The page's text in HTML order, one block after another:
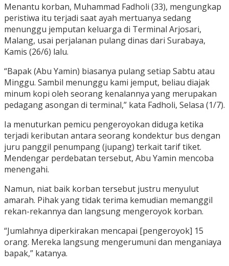
Menantu korban, Muhammad Fadholi (33), mengungkap
peristiwa itu terjadi saat ayah mertuanya sedang
menunggu jemputan keluarga di Terminal Arjosari,
Malang, usai perjalanan pulang dinas dari Surabaya,
Kamis (26/6) lalu.
“Bapak (Abu Yamin) biasanya pulang setiap Sabtu atau
Minggu. Sambil menunggu kami jemput, beliau diajak
minum kopi oleh seorang kenalannya yang merupakan
pedagang asongan di terminal,” kata Fadholi, Selasa (1/7).
Ia menuturkan pemicu pengeroyokan diduga ketika
terjadi keributan antara seorang kondektur bus dengan
juru panggil penumpang (jupang) terkait tarif tiket.
Mendengar perdebatan tersebut, Abu Yamin mencoba
menengahi.
Namun, niat baik korban tersebut justru menyulut
amarah. Pihak yang tidak terima kemudian memanggil
rekan-rekannya dan langsung mengeroyok korban.
“Jumlahnya diperkirakan mencapai [pengeroyok] 15
orang. Mereka langsung mengerumuni dan menganiaya
bapak,” katanya.